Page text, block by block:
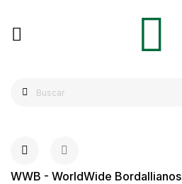
WWB - WorldWide Bordallianos